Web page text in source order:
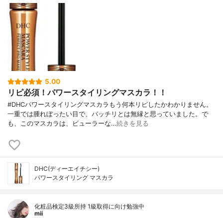
5.00
リピ必須！パワースタイリングマスカラ！！
#DHCパワースタイリングマスカラもう何本リピしたかわかりません。
一重では腫れぼったい目で、バッチリとは無縁と思っていました。で
も、このマスカラは、ビューラーな…続きを見る
DHC(ディーエイチシー)
パワースタイリング マスカラ
化粧品検定3級所持 1級取得に向け勉強中
mii